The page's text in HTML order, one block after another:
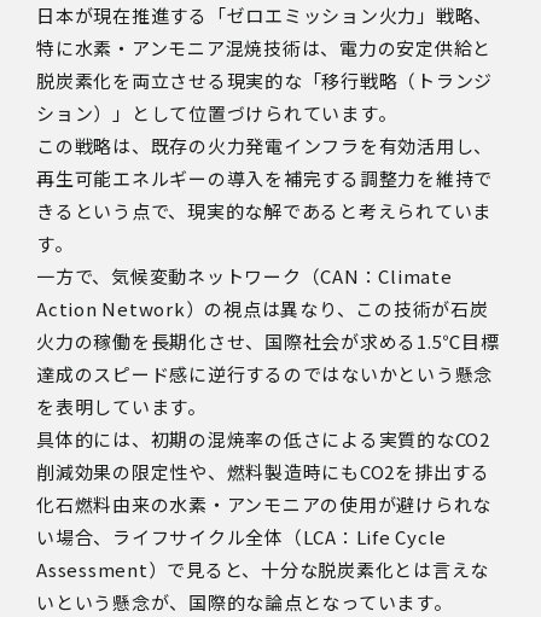
日本が現在推進する「ゼロエミッション火力」戦略、
特に水素・アンモニア混焼技術は、電力の安定供給と
脱炭素化を両立させる現実的な「移行戦略（トランジ
ション）」として位置づけられています。
この戦略は、既存の火力発電インフラを有効活用し、
再生可能エネルギーの導入を補完する調整力を維持で
きるという点で、現実的な解であると考えられていま
す。
一方で、気候変動ネットワーク（CAN：Climate
Action Network）の視点は異なり、この技術が石炭
火力の稼働を長期化させ、国際社会が求める1.5℃目標
達成のスピード感に逆行するのではないかという懸念
を表明しています。
具体的には、初期の混焼率の低さによる実質的なCO2
削減効果の限定性や、燃料製造時にもCO2を排出する
化石燃料由来の水素・アンモニアの使用が避けられな
い場合、ライフサイクル全体（LCA：Life Cycle
Assessment）で見ると、十分な脱炭素化とは言えな
いという懸念が、国際的な論点となっています。